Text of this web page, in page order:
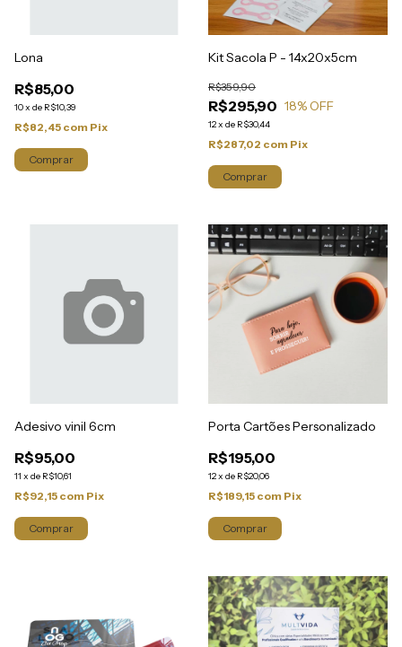
Lona
R$85,00
10x de R$10,39
R$82,45 com Pix
Kit Sacola P - 14x20x5cm
R$295,90
R$359,90
18% OFF
12x de R$30,44
R$287,02 com Pix
Adesivo vinil 6cm
R$95,00
11 x de R$10,61
R$92,15 com Pix
Porta Cartões Personalizado
R$195,00
12x de R$20,06
R$189,15 com Pix
Comprar